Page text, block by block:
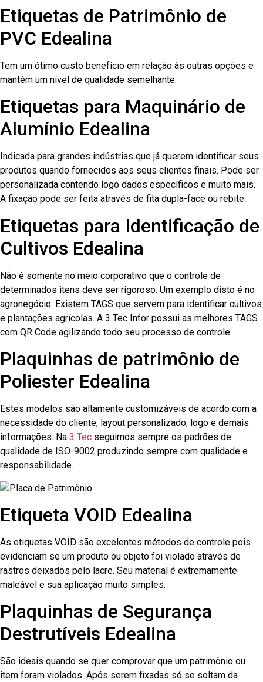
Etiquetas de Patrimônio de
PVC Edealina
Tem um ótimo custo benefício em relação às outras opções e
mantém um nível de qualidade semelhante.
Etiquetas para Maquinário de
Alumínio Edealina
Indicada para grandes indústrias que já querem identificar seus
produtos quando fornecidos aos seus clientes finais. Pode ser
personalizada contendo logo dados específicos e muito mais.
A fixação pode ser feita através de fita dupla-face ou rebite.
Etiquetas para Identificação de
Cultivos Edealina
Não é somente no meio corporativo que o controle de
determinados itens deve ser rigoroso. Um exemplo disto é no
agronegócio. Existem TAGS que servem para identificar cultivos
e plantações agrícolas. A 3 Tec Infor possui as melhores TAGS
com QR Code agilizando todo seu processo de controle.
Plaquinhas de patrimônio de
Poliester Edealina
Estes modelos são altamente customizáveis de acordo com a
necessidade do cliente, layout personalizado, logo e demais
informações. Na 3 Tec seguimos sempre os padrões de
qualidade de ISO-9002 produzindo sempre com qualidade e
responsabilidade.
Etiqueta VOID Edealina
As etiquetas VOID são excelentes métodos de controle pois
evidenciam se um produto ou objeto foi violado através de
rastros deixados pelo lacre. Seu material é extremamente
maleável e sua aplicação muito simples.
Plaquinhas de Segurança
Destrutíveis Edealina
São ideais quando se quer comprovar que um patrimônio ou
item foram violados. Após serem fixadas só se soltam da